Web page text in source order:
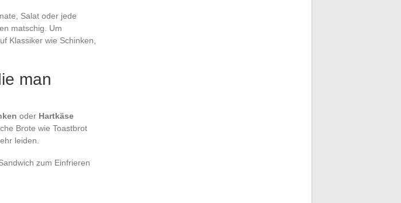
Salat oder jede
matschig. Um
Klassiker wie Schinken,
man
oder Hartkäse
Brote wie Toastbrot
leiden.
zum Einfrieren